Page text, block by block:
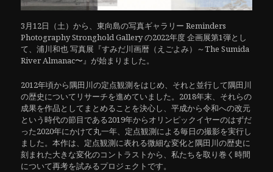
3月12日（土）から、東向島の写真ギャラリー Reminders
Photography Stronghold Gallery の2022年度 企画展第1弾とし
て、浦川和也 写真展『すみだ川画暦（えごよみ）～The Sumida
River Almanac〜』が始まりました。
2012年頃から隅田川の定点観測をはじめ、それと並行して隅田川
の歴史についてリサーチを進めていました。2018年末、それらの
成果を作品としてまとめることを決心し、平成から令和への改元
という時代の節目である2019年からオリンピックイヤーのはずだ
った2020年にかけて丸一年、定点観測による毎日の撮影を実行し
ました。本作は、定点観測に表れる微細な変化と隅田川の歴史に
刻まれた大きな変化のコントラストから、私たちを取り巻く時間
について再考を試みるプロジェクトです。